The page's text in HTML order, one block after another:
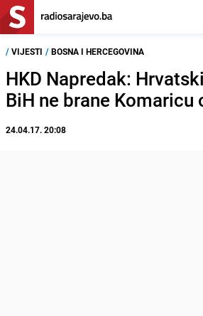
/ VIJESTI / BOSNA I HERCEGOVINA
HKD Napredak:
BiH ne brane Komaricu
24.04.17. 20:08